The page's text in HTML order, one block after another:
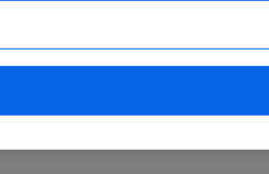
-prognosen